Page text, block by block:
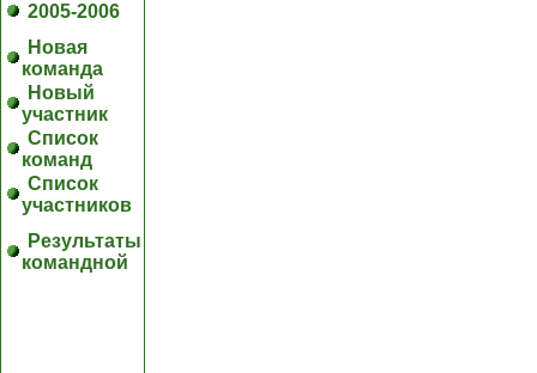
2005-2006
Новая
команда
Новый
участник
Список
команд
Список
участников
Результаты
командной